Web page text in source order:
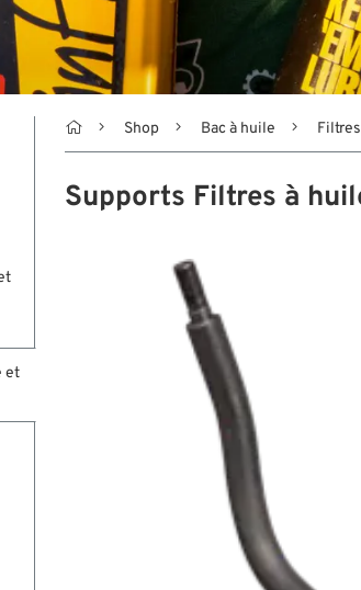
et
 Shop Bac à huile
Supports Filtres à